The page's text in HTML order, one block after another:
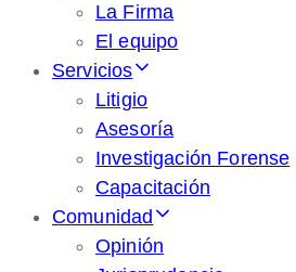
La Firma
El equipo
Servicios
Litigio
Asesoría
Investigación Forense
Capacitación
Comunidad
Opinión